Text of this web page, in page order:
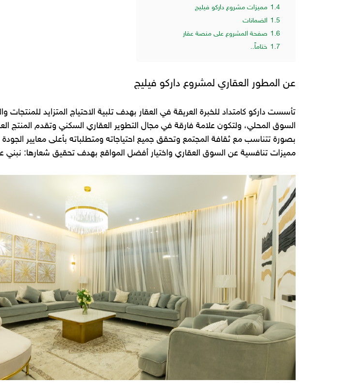
1.4 مميزات مشروع داركو فيليج
1.5 الضمانات
1.6 صفحة المشروع على منصة عقار
1.7 ختاماً..
عن المطور العقاري لمشروع داركو فيليج
تأسست داركو كامتداد للخبرة العريقة في العقار بهدف تلبية الاحتياج المتزايد للمنتجات
السوق المحلي، ولتكون علامة فارقة في مجال التطوير العقاري السكني وتقدم المنتج
بصورة تتناسب مع ثقافة المجتمع وتحقق جميع احتياجاته ومتطلباته بأعلى معايير
مميزات تنافسية عن السوق العقاري واختيار أفضل المواقع بهدف تحقيق شعارها: نبني